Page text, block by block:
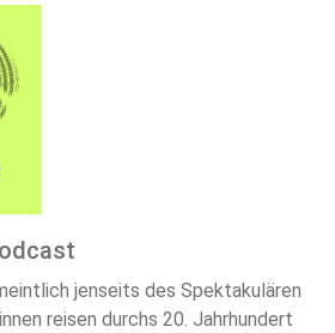
jenseits des Spektakulären
reisen durchs 20. Jahrhundert